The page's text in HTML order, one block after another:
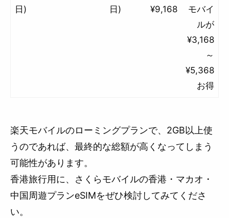
日)
日)
¥9,168
モバイ
ルが
¥3,168
～
¥5,368
お得
楽天モバイルのローミングプランで、2GB以上使
うのであれば、最終的な総額が高くなってしまう
可能性があります。
香港旅行用に、さくらモバイルの香港・マカオ・
中国周遊プランeSIMをぜひ検討してみてくださ
い。